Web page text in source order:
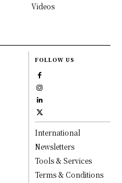
Videos
FOLLOW US
International
Newsletters
Tools & Services
Terms & Conditions